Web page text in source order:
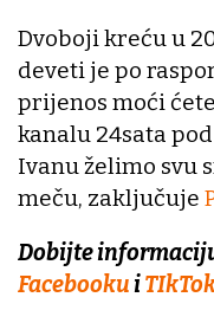
Dvoboji kreću u
deveti je po
prijenos moći
kanalu 24sata
Ivanu želimo svu
meču, zaključuje
Dobijte
Facebookui